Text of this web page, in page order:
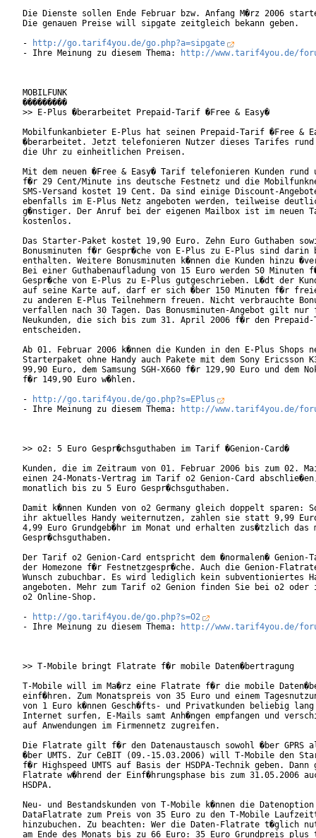
Die Dienste sollen Ende Februar bzw. Anfang M�rz 2006
Die genauen Preise will sipgate zeitgleich bekann geben.
-
http://go.tarif4you.de/go.php?a=sipgate
- Ihre Meinung zu diesem Thema:
http://www.tarif4you.de/
MOBILFUNK
���������
>> E-Plus �berarbeitet Prepaid-Tarif �Free & Easy�
Mobilfunkanbieter E-Plus hat seinen Prepaid-Tarif �Free &
�berarbeitet. Jetzt telefonieren Nutzer dieses Tarifes rund
die Uhr zu einheitlichen Preisen.
Mit dem neuen �Free & Easy� Tarif telefonieren Kunden rund
f�r 29 Cent/Minute ins deutsche Festnetz und die
SMS-Versand kostet 19 Cent. Da sind einige Discount-
ebenfalls im E-Plus Netz angeboten werden, teilweise
g�nstiger. Der Anruf bei der eigenen Mailbox ist im neuen
kostenlos.
Das Starter-Paket kostet 19,90 Euro. Zehn Euro Guthaben
Bonusminuten f�r Gespr�che von E-Plus zu E-Plus sind darin
enthalten. Weitere Bonusminuten k�nnen die Kunden hinzu
Bei einer Guthabenaufladung von 15 Euro werden 50 Minuten
Gespr�che von E-Plus zu E-Plus gutgeschrieben. L�dt der
auf seine Karte auf, darf er sich �ber 150 Minuten f�r freie
zu anderen E-Plus Teilnehmern freuen. Nicht verbrauchte
verfallen nach 30 Tagen. Das Bonusminuten-Angebot gilt nur
Neukunden, die sich bis zum 31. April 2006 f�r den
entscheiden.
Ab 01. Februar 2006 k�nnen die Kunden in den E-Plus Shops
Starterpaket ohne Handy auch Pakete mit dem Sony Ericsson
99,90 Euro, dem Samsung SGH-X660 f�r 129,90 Euro und dem
f�r 149,90 Euro w�hlen.
-
http://go.tarif4you.de/go.php?s=EPlus
- Ihre Meinung zu diesem Thema:
http://www.tarif4you.de/
>> o2: 5 Euro Gespr�chsguthaben im Tarif �Genion-Card�
Kunden, die im Zeitraum von 01. Februar 2006 bis zum 02.
einen 24-Monats-Vertrag im Tarif o2 Genion-Card
monatlich bis zu 5 Euro Gespr�chsguthaben.
Damit k�nnen Kunden von o2 Germany gleich doppelt sparen:
ihr aktuelles Handy weiternutzen, zahlen sie statt 9,99
4,99 Euro Grundgeb�hr im Monat und erhalten zus�tzlich das
Gespr�chsguthaben.
Der Tarif o2 Genion-Card entspricht dem �normalen�
der Homezone f�r Festnetzgespr�che. Auch die Genion-
Wunsch zubuchbar. Es wird lediglich kein subventioniertes
angeboten. Mehr zum Tarif o2 Genion finden Sie bei o2 oder
o2 Online-Shop.
-
http://go.tarif4you.de/go.php?s=O2
- Ihre Meinung zu diesem Thema:
http://www.tarif4you.de/
>> T-Mobile bringt Flatrate f�r mobile Daten�bertragung
T-Mobile will im Ma�rz eine Flatrate f�r die mobile
einf�hren. Zum Monatspreis von 35 Euro und einem
von 1 Euro k�nnen Gesch�fts- und Privatkunden beliebig
Internet surfen, E-Mails samt Anh�ngen empfangen und
auf Anwendungen im Firmennetz zugreifen.
Die Flatrate gilt f�r den Datenaustausch sowohl �ber GPRS
�ber UMTS. Zur CeBIT (09.-15.03.2006) will T-Mobile den
f�r Highspeed UMTS auf Basis der HSDPA-Technik geben.
Flatrate w�hrend der Einf�hrungsphase bis zum 31.05.2006
HSDPA.
Neu- und Bestandskunden von T-Mobile k�nnen die Datenoption
DataFlatrate zum Preis von 35 Euro zu den T-Mobile
hinzubuchen. Zu beachten: Wer die Daten-Flatrate t�glich
am Ende des Monats bis zu 66 Euro: 35 Euro Grundpreis